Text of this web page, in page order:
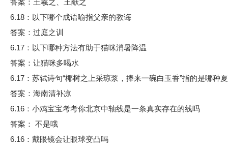
答案：王羲之、王献之
6.18：以下哪个成语喻指父亲的教诲
答案：过庭之训
6.17：以下哪种方法有助于猫咪消暑降温
答案：让猫咪多喝水
6.17：苏轼诗句“椰树之上采琼浆，捧来一碗白玉香”指的是哪种
答案：海南清补凉
6.16：小鸡宝宝考考你北京中轴线是一条真实存在的线吗
答案： 不是哦
6.16：戴眼镜会让眼球变凸吗